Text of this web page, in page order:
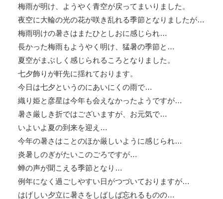
梅雨が明け、ようやく青空が戻ってまいりました。
夜空に大輪の光の花が咲き乱れる季節となりましたが…
梅雨明けの暑さはまたひとしおに感じられ…
長かった梅雨もようやく明け、猛暑の季節と…
夏空がまぶしく感じられるころとなりました。
七夕飾りが軒先に揺れております。
今日は七夕というのにあいにくの雨で…
織り姫と彦星は今年も会えなかったようですが…
暑さ厳しき折ではございますが、お元気で…
いよいよ夏の到来を迎え…
今年の暑さはことのほか厳しいように感じられ…
炎暑しのぎがたいこのごろですが…
蝉の声が聞こえる季節となり…
例年になく過ごしやすい日がつづいておりますが…
はげしい夕立に暑さをしばしば忘れるものの…